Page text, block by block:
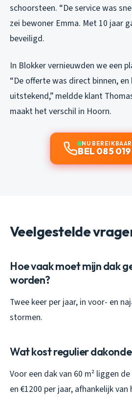
schoorsteen. “De service was
zei bewoner Emma. Met 10 jaar
beveiligd.
In Blokker vernieuwden we een
“De offerte was direct binnen,
uitstekend,” meldde klant
maakt het verschil in Hoorn.
NU BEREIKBAAR
BEL 085
Veelgestelde
Hoe vaak moet mijn dak
worden?
Twee keer per jaar, in voor- en
stormen.
Wat kost regulier
Voor een dak van 60 m² liggen
en €1200 per jaar, afhankelijk van